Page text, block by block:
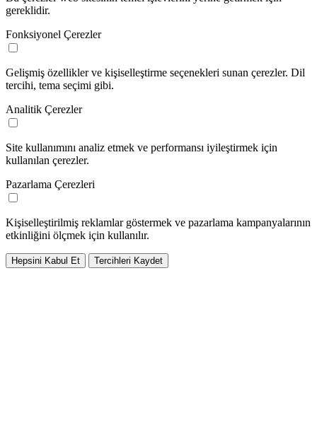
gereklidir.
Fonksiyonel Çerezler
Gelişmiş özellikler ve kişiselleştirme seçenekleri sunan çerezler. Dil
tercihi, tema seçimi gibi.
Analitik Çerezler
Site kullanımını analiz etmek ve performansı iyileştirmek için
kullanılan çerezler.
Pazarlama Çerezleri
Kişiselleştirilmiş reklamlar göstermek ve pazarlama kampanyalarının
etkinliğini ölçmek için kullanılır.
Hepsini Kabul Et Tercihleri Kaydet